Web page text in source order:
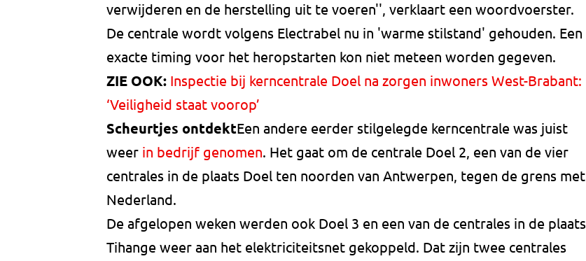
verwijderen en de herstelling uit te voeren'', verklaart een woordvoerster.
De centrale wordt volgens Electrabel nu in 'warme stilstand' gehouden. Een
exacte timing voor het heropstarten kon niet meteen worden gegeven.
ZIE OOK: Inspectie bij kerncentrale Doel na zorgen inwoners West-Brabant:
‘Veiligheid staat voorop’
Scheurtjes ontdektEen andere eerder stilgelegde kerncentrale was juist
weer in bedrijf genomen. Het gaat om de centrale Doel 2, een van de vier
centrales in de plaats Doel ten noorden van Antwerpen, tegen de grens met
Nederland.
De afgelopen weken werden ook Doel 3 en een van de centrales in de plaats
Tihange weer aan het elektriciteitsnet gekoppeld. Dat zijn twee centrales